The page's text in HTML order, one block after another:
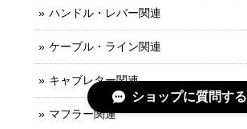
ハンドル・レバー関連
ケーブル・ライン関連
キャブレター関連
マフラー関連
ショップに質問する